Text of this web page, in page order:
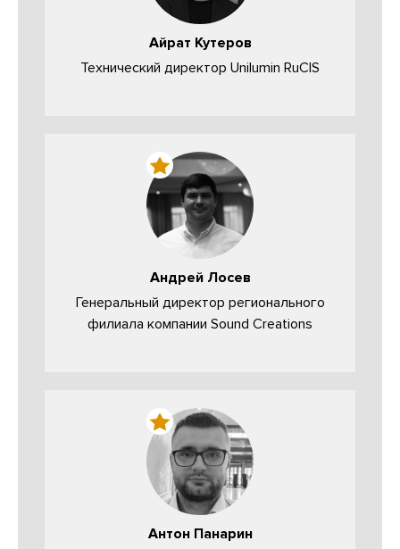
Айрат Кутеров
Технический директор Unilumin RuCIS
Андрей Лосев
Генеральный директор регионального
филиала компании Sound Creations
Антон Панарин